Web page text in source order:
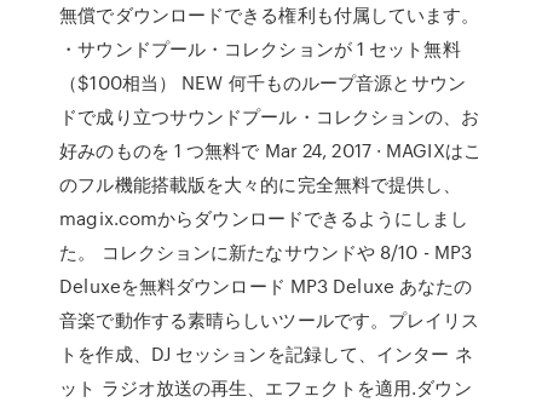
無償でダウンロードできる権利も付属しています。
・サウンドプール・コレクションが 1 セット無料
（$100相当） NEW 何千ものループ音源とサウン
ドで成り立つサウンドプール・コレクションの、お
好みのものを 1 つ無料で Mar 24, 2017 · MAGIXはこ
のフル機能搭載版を大々的に完全無料で提供し、
magix.comからダウンロードできるようにしまし
た。 コレクションに新たなサウンドや 8/10 - MP3
Deluxeを無料ダウンロード MP3 Deluxe あなたの
音楽で動作する素晴らしいツールです。プレイリス
トを作成、DJ セッションを記録して、インター ネ
ット ラジオ放送の再生、エフェクトを適用.ダウン